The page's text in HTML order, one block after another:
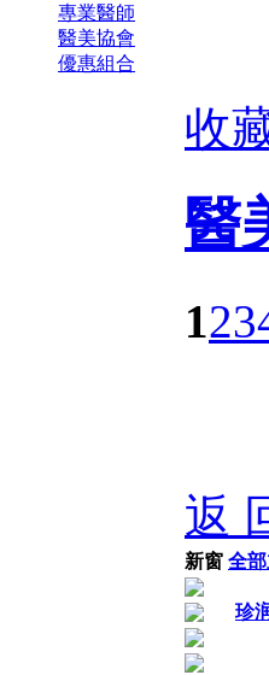
專業醫師
醫美協會
優惠組合
收
醫
123
返
新窗 全
珍